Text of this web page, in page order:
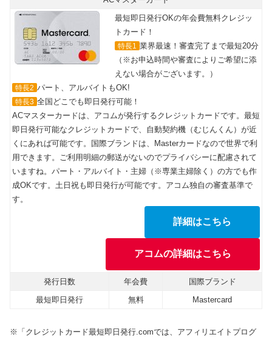
最短即日発行OKの年会費無料クレジッ
トカード！
特長1 業界最速！審査完了まで最短20分
（※お申込時間や審査によりご希望に添
えない場合がございます。）
特長2 パート、アルバイトもOK!
特長3 全国どこでも即日発行可能！
ACマスターカードは、アコムが発行するクレジットカードです。最短
即日発行可能なクレジットカードで、自動契約機（むじんくん）が近
くにあれば可能です。国際ブランドは、Masterカードなので世界で利
用できます。ご利用明細の郵送がないのでプライバシーに配慮されて
いますね。パート・アルバイト・主婦（※専業主婦除く）の方でも作
成OKです。土日祝も即日発行が可能です。アコム独自の審査基準で
す。
詳細はこちら
アコムの詳細はこちら
発行日数 年会費
国際ブランド
最短即日発行
無料 Mastercard
※「クレジットカード最短即日発行.comでは、アフィリエイトプログ